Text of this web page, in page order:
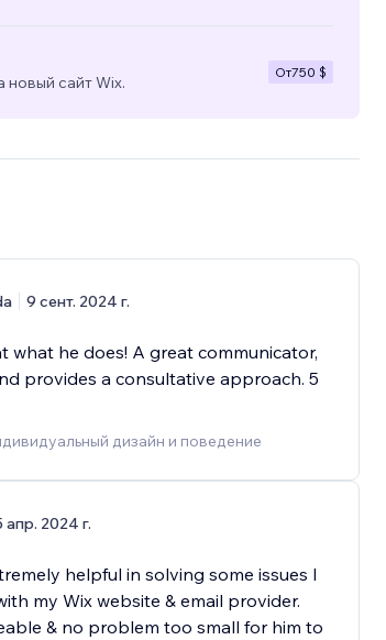
новый сайт Wix.
От750 $
9 сент. 2024 г.
what he does! A great communicator,
provides a consultative approach. 5
дизайн и поведение
апр. 2024 г.
helpful in solving some issues I
my Wix website & email provider.
& no problem too small for him to